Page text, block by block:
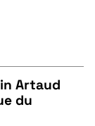
Artaud
du